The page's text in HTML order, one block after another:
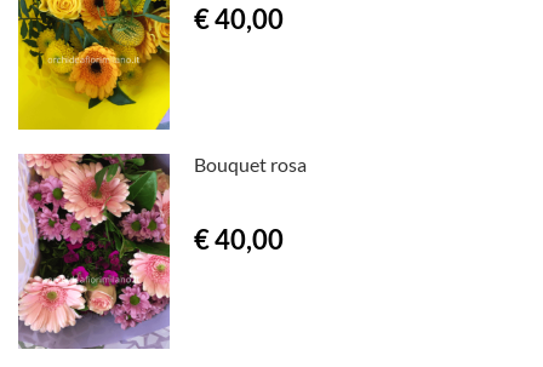
€ 40,00
Bouquet rosa
€ 40,00